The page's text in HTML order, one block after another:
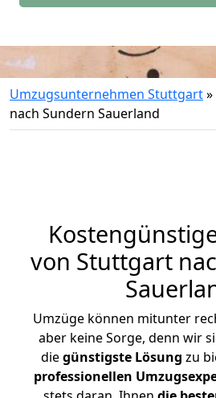
Umzugsunternehmen Stuttgart»
nach Sundern Sauerland
von Stuttgart
Umzüge können mitunter
aber keine Sorge, denn wir
diegünstigste Lösung zu
professionellen